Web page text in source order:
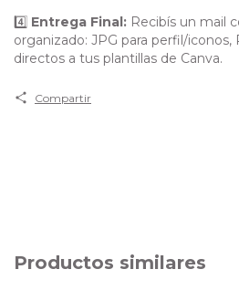
4️⃣ Entrega Final: Recibís un mail
organizado: JPG para perfil/iconos,
directos a tus plantillas de Canva.
Compartir
Productos similares